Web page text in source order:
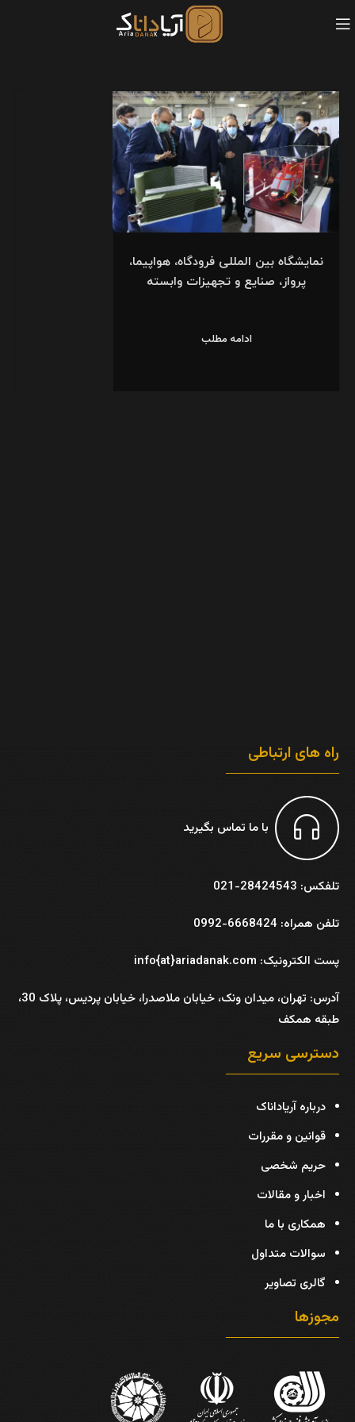
نمایشگاه بین المللی فرودگاه، هواپیما،
پرواز، صنایع و تجهیزات وابسته
ادامه مطلب
راه های ارتباطی
با ما تماس بگیرید
تلفکس: 28424543-021
تلفن همراه: 6668424-0992
پست الکترونیک: info{at}ariadanak.com
آدرس:
تهران، میدان ونک، خیابان ملاصدرا، خیابان پردیس، پلاک 30،
طبقه همکف
دسترسی سریع
درباره آریاداناک
قوانین و مقررات
حریم شخصی
اخبار و مقالات
همکاری با ما
سوالات متداول
گالری تصاویر
مجوزها